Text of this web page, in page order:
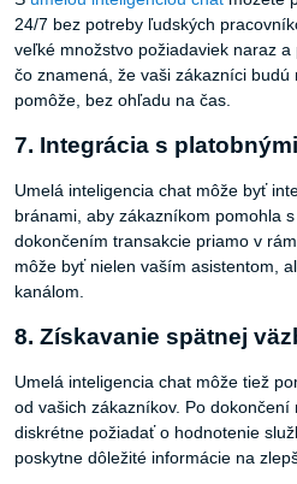
24/7 bez potreby ľudských
veľké množstvo požiadaviek naraz a
čo znamená, že vaši zákazníci budú
pomôže, bez ohľadu na čas.
7. Integrácia s
Umelá inteligencia chat môže byť
bránami, aby zákazníkom pomohla
dokončením transakcie priamo v
môže byť nielen vaším asistentom,
kanálom.
8. Získavanie spätnej
Umelá inteligencia chat môže tiež
od vašich zákazníkov. Po dokončení
diskrétne požiadať o hodnotenie
poskytne dôležité informácie na